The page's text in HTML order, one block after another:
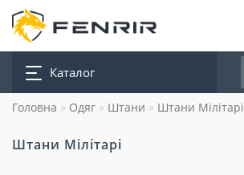
Каталог
Головна Одяг Штани Штани Мілітарі
Штани Мілітарі